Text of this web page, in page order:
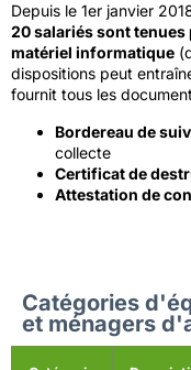
Depuis le 1er janvier
20 salariés sont
matériel informatique
dispositions peut
fournit tous les
Bordereau de
collecte
Certificat de
Attestation de
Catégories
et ménagers